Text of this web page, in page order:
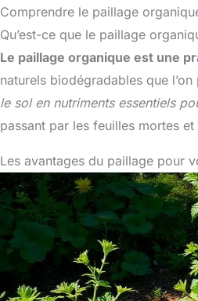
Comprendre le paillage
Qu’est-ce que le paillage
Le paillage organique est une
naturels biodégradables que
le sol en nutriments essentiels
passant par les feuilles mortes et
Les avantages du paillage pour